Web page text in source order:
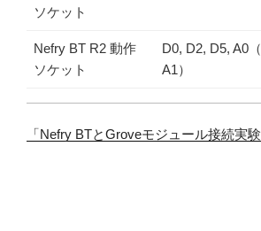
ソケット
Nefry BT R2 動作
ソケット
D0, D2, D5, A0
A1）
「Nefry BTとGroveモジュール接続実